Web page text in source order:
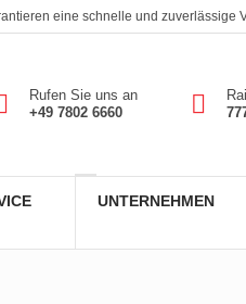
eine schnelle und zuverlässige
Rufen Sie uns an
+49 7802 6660
UNTERNEHMEN